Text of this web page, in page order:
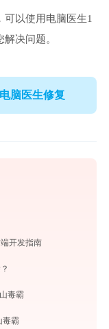
以使用电脑医生1
决问题。
脑医生修复
开发指南
毒霸
毒霸